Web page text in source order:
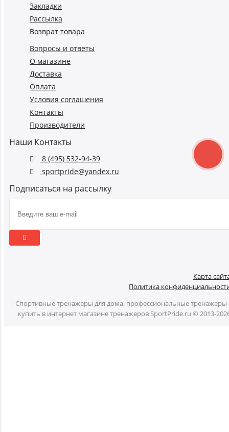
Закладки
Рассылка
Возврат товара
Вопросы и ответы
О магазине
Доставка
Оплата
Условия соглашения
Контакты
Производители
Наши Контакты
8 (495) 532-94-39
sportpride@yandex.ru
Подписаться на рассылку
Карта
Политика
| Спортивные тренажеры для дома, профессиональные тренажеры
купить в интернет магазине тренажеров SportPride.ru © 2013-